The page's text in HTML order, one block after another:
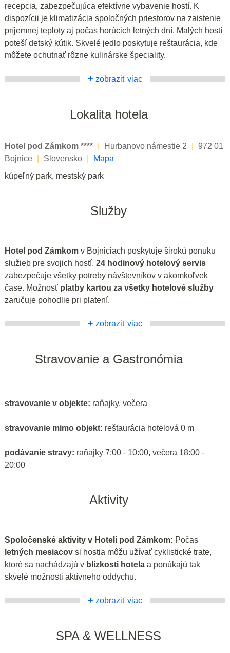
recepcia, zabezpečujúca efektívne vybavenie hostí. K
dispozícii je klimatizácia spoločných priestorov na zaistenie
príjemnej teploty aj počas horúcich letných dní. Malých hostí
poteší detský kútik. Skvelé jedlo poskytuje reštaurácia, kde
môžete ochutnať rôzne kulinárske špeciality.
+ zobraziť viac
Lokalita hotela
Hotel pod Zámkom **** Hurbanovo námestie 2
972 01
Bojnice
Slovensko
Mapa
kúpeľný park, mestský park
Služby
Hotel pod Zámkom v Bojniciach poskytuje širokú ponuku
služieb pre svojich hostí. 24 hodinový hotelový servis
zabezpečuje všetky potreby návštevníkov v akomkoľvek
čase. Možnosť platby kartou za všetky hotelové služby
zaručuje pohodlie pri platení.
+ zobraziť viac
Stravovanie a Gastronómia
stravovanie v objekte: raňajky, večera
stravovanie mimo objekt: reštaurácia hotelová 0 m
podávanie stravy: raňajky 7:00 - 10:00, večera 18:00 -
20:00
Aktivity
Spoločenské aktivity v Hoteli pod Zámkom: Počas
letných mesiacov si hostia môžu užívať cyklistické trate,
ktoré sa nachádzajú v blízkosti hotela a ponúkajú tak
skvelé možnosti aktívneho oddychu.
+ zobraziť viac
SPA & WELLNESS